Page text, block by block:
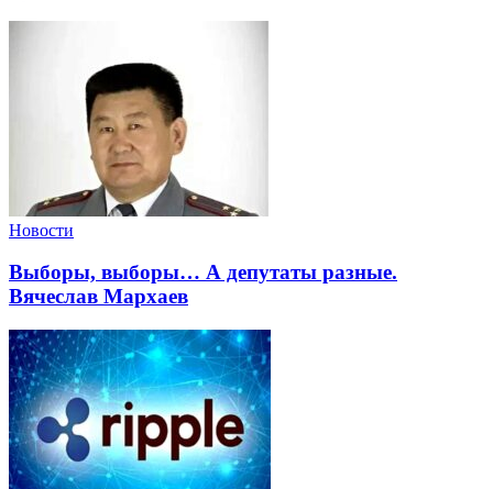
Новости
Выборы, выборы… А депутаты разные.
Вячеслав Мархаев